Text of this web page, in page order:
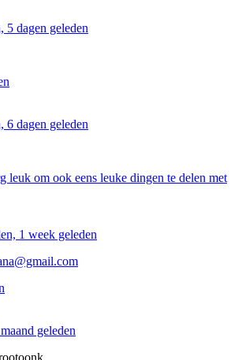
5 dagen geleden
6 dagen geleden
leuk om ook eens leuke dingen te delen met
1 week geleden
geleden